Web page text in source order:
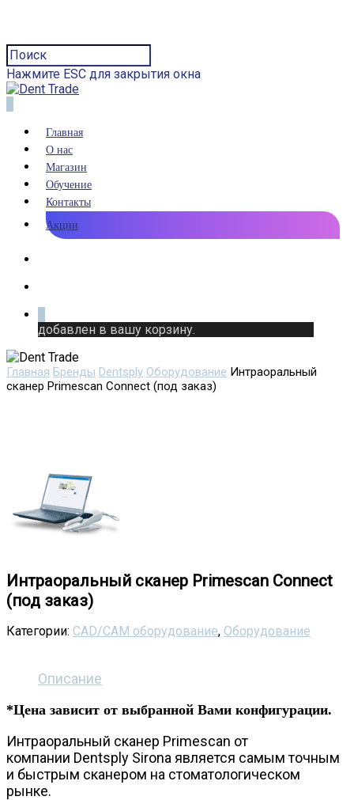
Нажмите ESC для закрытия окна
Главная
О нас
Магазин
Обучение
Контакты
Акции
добавлен в вашу корзину.
Главная Бренды Dentsply Оборудование Интраоральный
сканер Primescan Connect (под заказ)
Интраоральный сканер Primescan Connect
(под заказ)
Категории: CAD/CAM оборудование, Оборудование
Описание
*Цена зависит от выбранной Вами конфигурации.
Интраоральный сканер Primescan от
компании Dentsply Sirona является самым точным
и быстрым сканером на стоматологическом
рынке.